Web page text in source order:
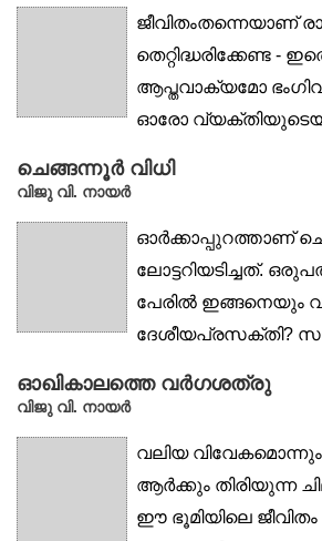
ജീവിതംതന്നെയാണ്
തെറ്റിദ്ധരിക്കേണ്ട -
ആപ്തവാക്യമോ
ഓരോ
ചെങ്ങന്നൂർ വിധി
വിജു വി. നായര്‍
ഓർക്കാപ്പുറത്താണ്
ലോട്ടറിയടിച്ചത്.
പേരിൽ ഇങ്ങനെയും
ദേശീയപ്രസക്തി?
ഓഖികാലത്തെ വർഗശത്രു
വിജു വി. നായര്‍
വലിയ
ആർക്കും തിരിയുന്ന
ഈ ഭൂമിയിലെ ജീവിതം